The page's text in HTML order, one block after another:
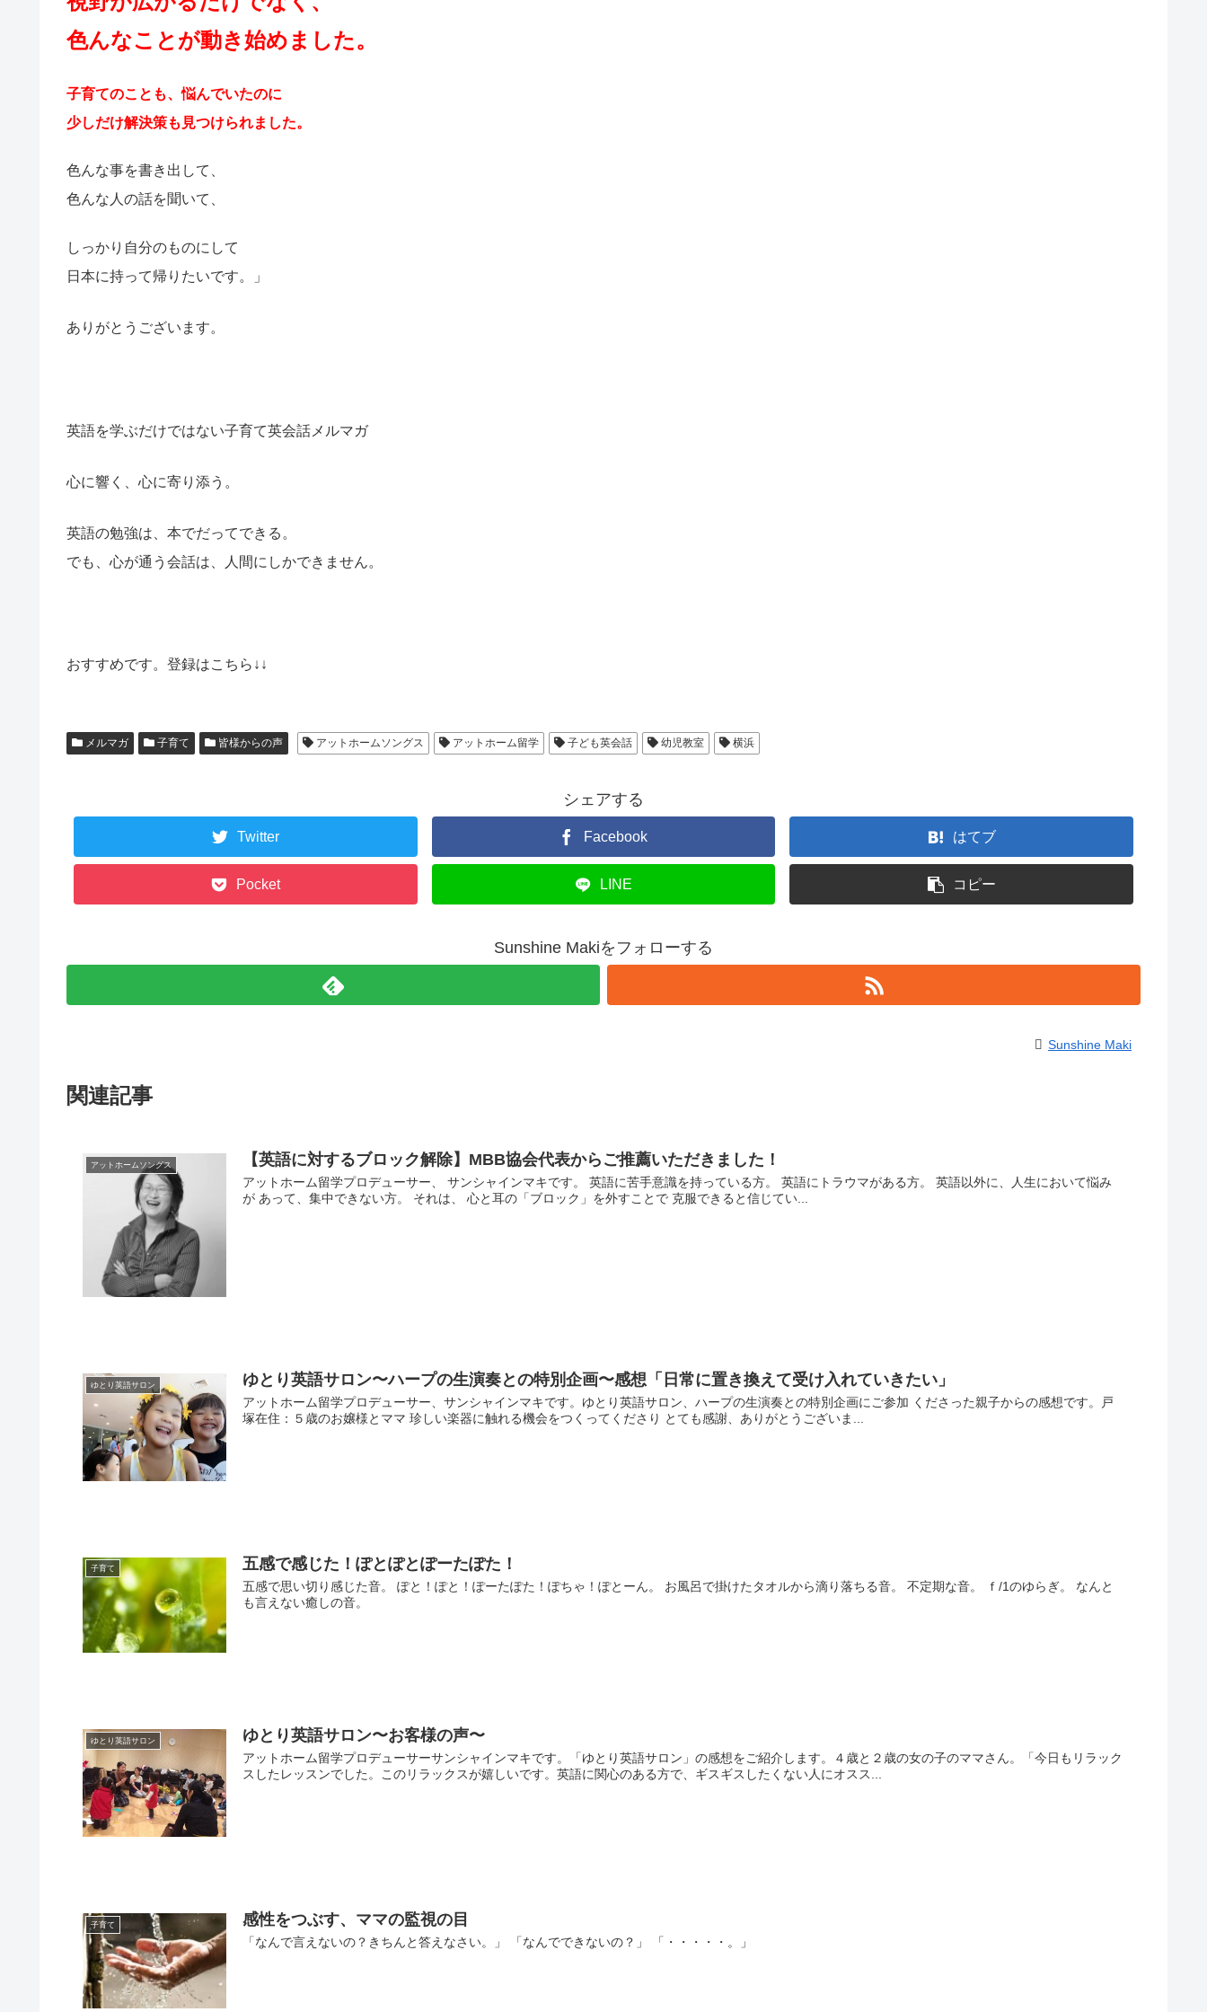
色んなことが動き始めました。
子育てのことも、悩んでいたのに
少しだけ解決策も見つけられました。
色んな事を書き出して、
色んな人の話を聞いて、
しっかり自分のものにして
日本に持って帰りたいです。」
ありがとうございます。
英語を学ぶだけではない子育て英会話メルマガ
心に響く、心に寄り添う。
英語の勉強は、本でだってできる。
でも、心が通う会話は、人間にしかできません。
おすすめです。登録はこちら↓↓
メルマガ 子育て 皆様からの声 アットホームソングス アットホーム留学 子ども英会話 幼児教室 横浜
シェアする
Twitter Facebook はてブ
Pocket LINE コピー
Sunshine Makiをフォローする
Sunshine Maki
関連記事
アットホームソングス 【英語に対するブロック解除】MBB協会代表からご推薦いただきました！
アットホーム留学プロデューサー、 サンシャインマキです。 英語に苦手意識を持っている方。 英語にトラウマがある方。 英語以外に、人生において悩み
が あって、集中できない方。 それは、 心と耳の「ブロック」を外すことで 克服できると信じてい...
ゆとり英語サロン ゆとり英語サロン〜ハープの生演奏との特別企画〜感想「日常に置き換えて受け入れていきたい」
アットホーム留学プロデューサー、サンシャインマキです。ゆとり英語サロン、ハープの生演奏との特別企画にご参加 くださった親子からの感想です。戸
塚在住：５歳のお嬢様とママ 珍しい楽器に触れる機会をつくってくださり とても感謝、ありがとうございま...
子育て 五感で感じた！ぽとぽとぽーたぽた！
五感で思い切り感じた音。 ぽと！ぽと！ぽーたぽた！ぽちゃ！ぽとーん。 お風呂で掛けたタオルから滴り落ちる音。 不定期な音。 ｆ/1のゆらぎ。 なんと
も言えない癒しの音。
ゆとり英語サロン ゆとり英語サロン〜お客様の声〜
アットホーム留学プロデューサーサンシャインマキです。「ゆとり英語サロン」の感想をご紹介します。４歳と２歳の女の子のママさん。「今日もリラック
スしたレッスンでした。このリラックスが嬉しいです。英語に関心のある方で、ギスギスしたくない人にオスス...
子育て 感性をつぶす、ママの監視の目
「なんで言えないの？きちんと答えなさい。」 「なんでできないの？」 「・・・・・。」